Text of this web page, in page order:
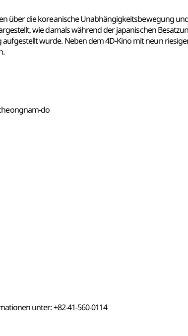
über die koreanische Unabhängigkeitsbewegung
wie damals während der japanischen
wurde. Neben dem 4D-Kino mit neun
do
unter: +82-41-560-0114